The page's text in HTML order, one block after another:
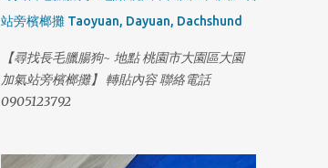
站旁檳榔攤 Taoyuan, Dayuan, Dachshund
【尋找長毛臘腸狗~ 地點 桃園市大園區大園
加氣站旁檳榔攤】 轉貼內容 聯絡電話
0905123792